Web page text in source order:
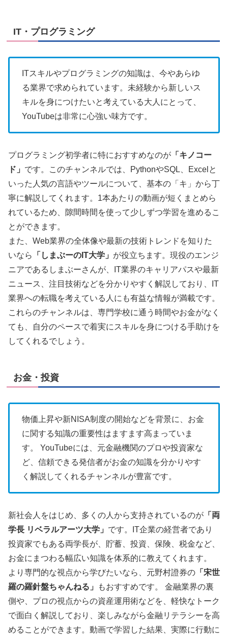
IT・プログラミング
ITスキルやプログラミングの知識は、今やあらゆ
る業界で求められています。未経験から新しいス
キルを身につけたいと考えている大人にとって、
YouTubeは非常に心強い味方です。
プログラミング初学者に特におすすめなのが 「キノコー
ド」 です。このチャンネルでは、PythonやSQL、Excelと
いった人気の言語やツールについて、基本の「キ」から丁
寧に解説してくれます。1本あたりの動画が短くまとめら
れているため、隙間時間を使って少しずつ学習を進めるこ
とができます。
また、Web業界の全体像や最新の技術トレンドを知りた
いなら
「しまぶーのIT大学」 が役立ちます。現役のエンジ
ニアであるしまぶーさんが、IT業界のキャリアパスや最新
ニュース、注目技術などを分かりやすく解説しており、IT
業界への転職を考えている人にも有益な情報が満載です。
これらのチャンネルは、専門学校に通う時間やお金がなく
ても、自分のペースで着実にスキルを身につける手助けを
してくれるでしょう。
お金・投資
物価上昇や新NISA制度の開始などを背景に、お金
に関する知識の重要性はますます高まっていま
す。 YouTubeには、元金融機関のプロや投資家な
ど、信頼できる発信者がお金の知識を分かりやす
く解説してくれるチャンネルが豊富です。
新社会人をはじめ、多くの人から支持されているのが 「両
学長 リベラルアーツ大学」 です。IT企業の経営者であり
投資家でもある両学長が、貯蓄、投資、保険、税金など、
お金にまつわる幅広い知識を体系的に教えてくれます。
より専門的な視点から学びたいなら、元野村證券の 「宋世
羅の羅針盤ちゃんねる」
もおすすめです。 金融業界の裏
側や、プロの視点からの資産運用術などを、軽快なトーク
で面白く解説しており、楽しみながら金融リテラシーを高
めることができます。動画で学習した結果、実際に行動に